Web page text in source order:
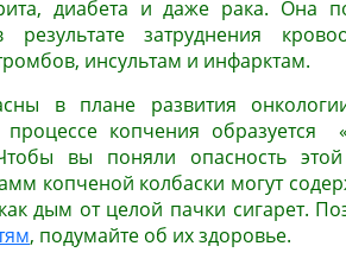
диабета и даже рака. Она
затруднения
инсультам и инфарктам.
в плане развития
процессе копчения образуется
вы поняли опасность
копченой колбаски могут
дым от целой пачки сигарет.
, подумайте об их здоровье.